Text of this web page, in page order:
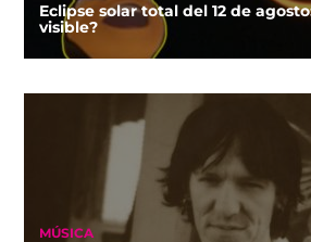
Eclipse solar total del 12 de
visible?
MÚSICA